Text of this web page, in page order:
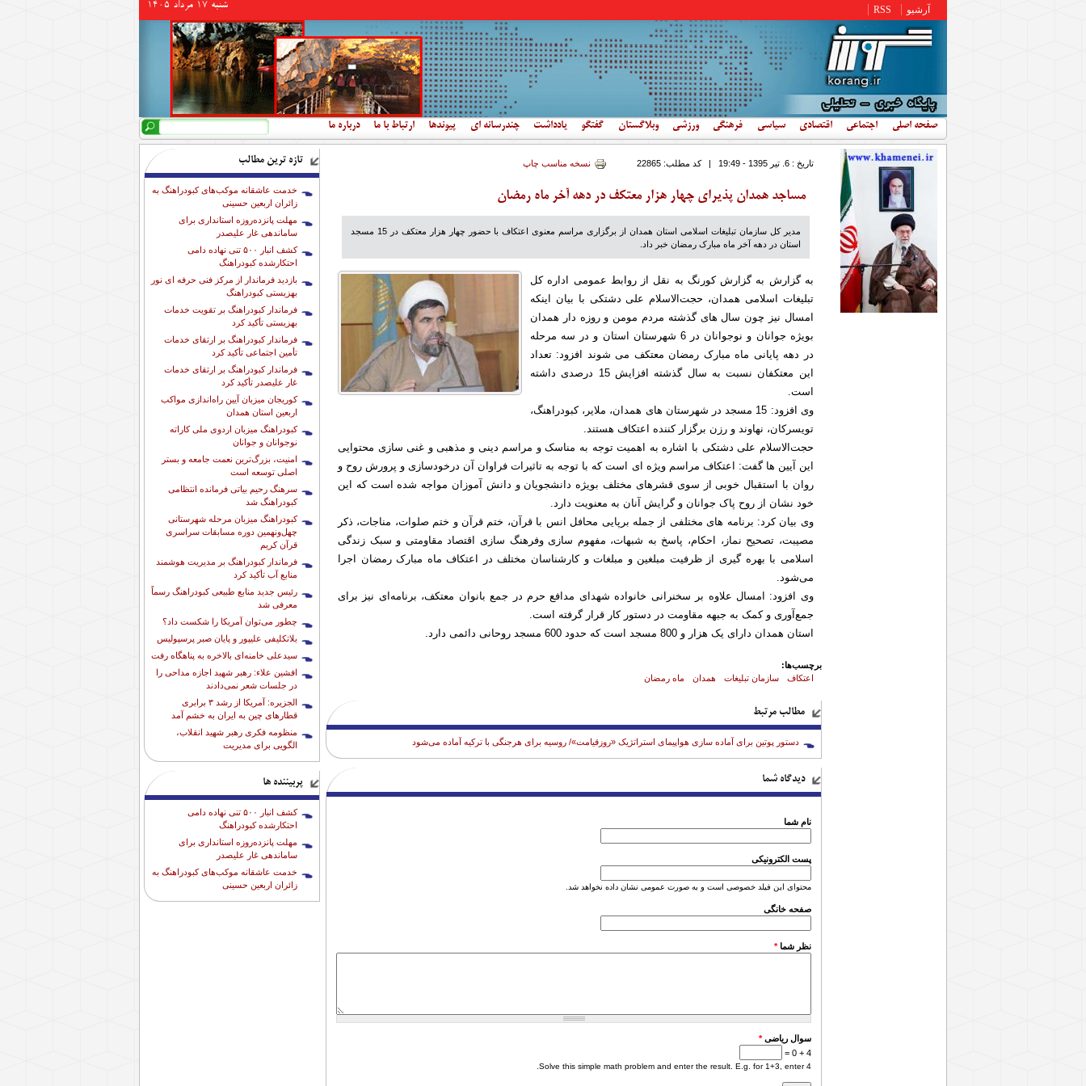
شنبه 17 مرداد 1405 آرشیو RSS
صفحه اصلی اجتماعی اقتصادی سیاسی فرهنگی ورزشی وبلاگستان گفتگو یادداشت چندرسانه ای پیوندها ارتباط با ما درباره ما فرم جستجو
جستجو
تازه ترین مطالب
خدمت عاشقانه موکب‌های کبودراهنگ به
زائران اربعین حسینی
مهلت پانزده‌روزه استانداری برای
ساماندهی غار علیصدر
کشف انبار ۵۰۰ تنی نهاده دامی
احتکارشده کبودراهنگ
بازدید فرماندار از مرکز فنی حرفه ای نور
بهزیستی کبودراهنگ
فرماندار کبودراهنگ بر تقویت خدمات
بهزیستی تأکید کرد
فرماندار کبودراهنگ بر ارتقای خدمات
تأمین اجتماعی تأکید کرد
فرماندار کبودراهنگ بر ارتقای خدمات
غار علیصدر تأکید کرد
کوریجان میزبان آیین راه‌اندازی مواکب
اربعین استان همدان
کبودراهنگ میزبان اردوی ملی کاراته
نوجوانان و جوانان
امنیت، بزرگ‌ترین نعمت جامعه و بستر
اصلی توسعه است
سرهنگ رحیم بیاتی فرمانده انتظامی
کبودراهنگ شد
کبودراهنگ میزبان مرحله شهرستانی
چهل‌ونهمین دوره مسابقات سراسری
قرآن کریم
فرماندار کبودراهنگ بر مدیریت هوشمند
منابع آب تأکید کرد
رئیس جدید منابع طبیعی کبودراهنگ رسماً
معرفی شد
چطور می‌توان آمریکا را شکست داد؟
بلاتکلیفی علیپور و پایان صبر پرسپولیس
سیدعلی خامنه‌ای بالاخره به پناهگاه رفت
افشین علاء: رهبر شهید اجازه مداحی را
در جلسات شعر نمی‌دادند
الجزیره: آمریکا از رشد ۳ برابری
قطارهای چین به ایران به خشم آمد
منظومه فکری رهبر شهید انقلاب،
الگویی برای مدیریت
پربیننده ها
کشف انبار ۵۰۰ تنی نهاده دامی
احتکارشده کبودراهنگ
مهلت پانزده‌روزه استانداری برای
ساماندهی غار علیصدر
خدمت عاشقانه موکب‌های کبودراهنگ به
زائران اربعین حسینی
تاریخ : 6. تير 1395 - 19:49 |کد مطلب:22865 نسخه مناسب چاپ
مساجد همدان پذیرای چهار هزار معتکف در دهه آخر ماه رمضان
مدیر کل سازمان تبلیغات اسلامی استان همدان از برگزاری مراسم معنوی اعتکاف با حضور چهار هزار معتکف در 15 مسجد
استان در دهه آخر ماه مبارک رمضان خبر داد.
به گزارش به گزارش کورنگ به نقل از روابط عمومی اداره کل
تبلیغات اسلامی همدان، حجت‌الاسلام علی دشتکی با بیان اینکه
امسال نیز چون سال های گذشته مردم مومن و روزه دار همدان
بویژه جوانان و نوجوانان در 6 شهرستان استان و در سه مرحله
در دهه پایانی ماه مبارک رمضان معتکف می شوند افزود: تعداد
این معتکفان نسبت به سال گذشته افزایش 15 درصدی داشته
است.
وی افزود: 15 مسجد در شهرستان های همدان، ملایر، کبودراهنگ،
تویسرکان، نهاوند و رزن برگزار کننده اعتکاف هستند.
حجت‌الاسلام علی دشتکی با اشاره به اهمیت توجه به مناسک و مراسم دینی و مذهبی و غنی سازی محتوایی
این آیین ها گفت: اعتکاف مراسم ویژه ای است که با توجه به تاثیرات فراوان آن درخودسازی و پرورش روح و
روان با استقبال خوبی از سوی قشرهای مختلف بویژه دانشجویان و دانش آموزان مواجه شده است که این
خود نشان از روح پاک جوانان و گرایش آنان به معنویت دارد.
وی بیان کرد: برنامه های مختلفی از جمله برپایی محافل انس با قرآن، ختم قرآن و ختم صلوات، مناجات، ذکر
مصیبت، تصحیح نماز، احکام، پاسخ به شبهات، مفهوم سازی وفرهنگ سازی اقتصاد مقاومتی و سبک زندگی
اسلامی با بهره گیری از ظرفیت مبلغین و مبلغات و کارشناسان مختلف در اعتکاف ماه مبارک رمضان اجرا
می‌شود.
وی افزود: امسال علاوه بر سخنرانی خانواده شهدای مدافع حرم در جمع بانوان معتکف، برنامه‌ای نیز برای
جمع‌آوری و کمک به جبهه مقاومت در دستور کار قرار گرفته است.
استان همدان دارای یک هزار و 800 مسجد است که حدود 600 مسجد روحانی دائمی دارد.
برچسب‌ها:
اعتکاف
سازمان تبلیغات همدان ماه رمضان
مطالب مرتبط
دستور پوتین برای آماده سازی هواپیمای استراتژیک «روزقیامت»/ روسیه برای هرجنگی با ترکیه آماده می‌شود
دیدگاه شما
نام شما
پست الکترونیکی
محتوای این فیلد خصوصی است و به صورت عمومی نشان داده نخواهد شد.
صفحه خانگی
نظر شما*
سوال ریاضی*
4 + 0 =
Solve this simple math problem and enter the result. E.g. for 1+3, enter 4.